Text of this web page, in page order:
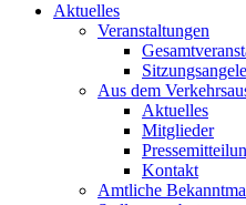
Aktuelles
Veranstaltungen
Aus dem
Aktuelles
Mitglieder
Kontakt
Amtliche